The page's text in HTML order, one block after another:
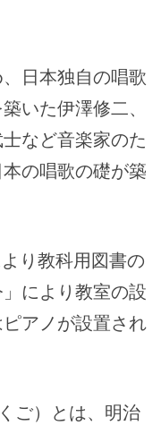
日本独自の唱歌
いた伊澤修二、
など音楽家のた
の唱歌の礎が築
り教科用図書の
により教室の設
アノが設置され
ご）とは、明治